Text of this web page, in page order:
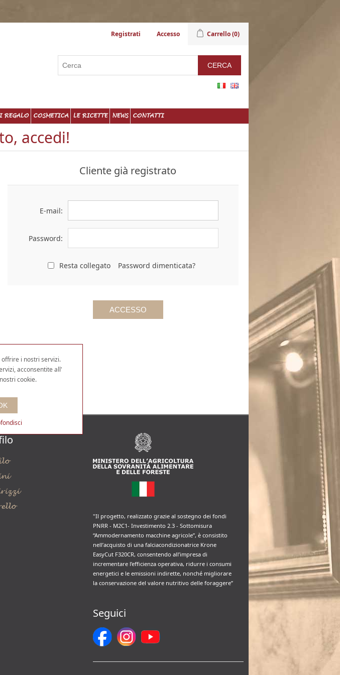
Registrati Accesso Carrello(0)
REGALO COSMETICA LE RICETTE NEWS CONTATTI
accedi!
Cliente già registrato
E-mail:
Password:
Resta collegato Password dimenticata?
"Il progetto, realizzato grazie al sostegno dei fondi
PNRR - M2C1- Investimento 2.3 - Sottomisura
“Ammodernamento macchine agricole”, è consistito
nell’acquisto di una falciacondizionatrice Krone
EasyCut F320CR, consentendo all’impresa di
incrementare l’efficienza operativa, ridurre i consumi
energetici e le emissioni indirette, nonché migliorare
la conservazione del valore nutritivo delle foraggere”
Seguici
i nostri servizi.
acconsentite all'
cookie.